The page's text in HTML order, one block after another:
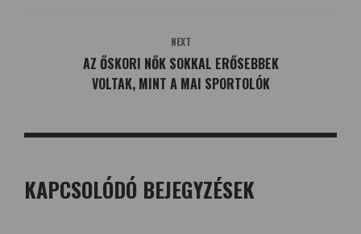
NEXT
AZ ŐSKORI NŐK SOKKAL ERŐSEBBEK
VOLTAK, MINT A MAI SPORTOLÓK
KAPCSOLÓDÓ BEJEGYZÉSEK